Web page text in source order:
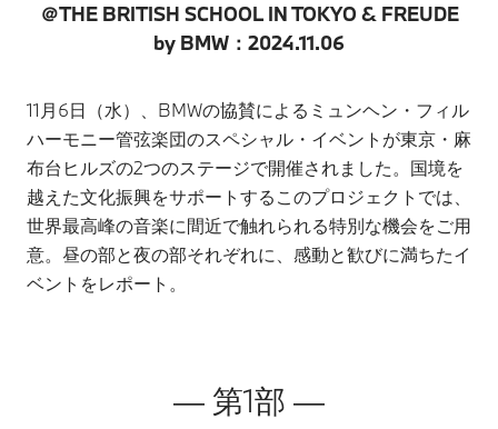
＠THE BRITISH SCHOOL IN TOKYO & FREUDE
by BMW：2024.11.06
11月6日（水）、BMWの協賛によるミュンヘン・フィル
ハーモニー管弦楽団のスペシャル・イベントが東京・麻
布台ヒルズの2つのステージで開催されました。国境を
越えた文化振興をサポートするこのプロジェクトでは、
世界最高峰の音楽に間近で触れられる特別な機会をご用
意。昼の部と夜の部それぞれに、感動と歓びに満ちたイ
ベントをレポート。
― 第1部 ―